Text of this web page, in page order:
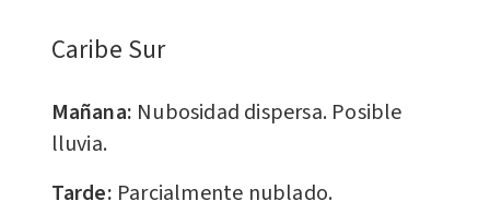
Caribe Sur
Mañana: Nubosidad dispersa. Posible
lluvia.
Tarde: Parcialmente nublado.